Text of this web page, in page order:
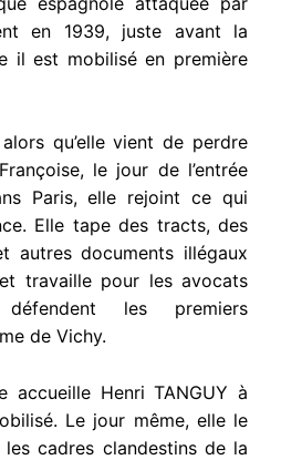
en 1939, juste avant la
il est mobilisé en première
qu’elle vient de perdre
le jour de l’entrée
Paris, elle rejoint ce qui
Elle tape des tracts, des
autres documents illégaux
travaille pour les avocats
les premiers
de Vichy.
accueille Henri TANGUY à
Le jour même, elle le
cadres clandestins de la